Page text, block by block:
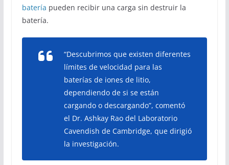
batería pueden recibir una carga sin destruir la
batería.
“Descubrimos que existen diferentes
límites de velocidad para las
baterías de iones de litio,
dependiendo de si se están
cargando o descargando”, comentó
el Dr. Ashkay Rao del Laboratorio
Cavendish de Cambridge, que dirigió
la investigación.